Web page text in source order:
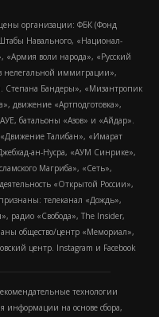
организации: ФБК (Фонд
Навального, «Национал-
«Армия воли народа», «Русский
нелегальной иммиграции»,
Степана Бандеры», «Мизантропик
движение «Артподготовка»,
батальоны «Азов» и «Айдар».
Талибан», «Имарат
ан-Нусра, «АУМ Синрике»,
Магриба», «Сеть»,
«Открытой России»,
телеканал «Дождь»,
радио «Свобода», The Insider,
общество/центр «Мемориал»,
центр. Instagram и Facebook
технологии
информации на основе сбора,